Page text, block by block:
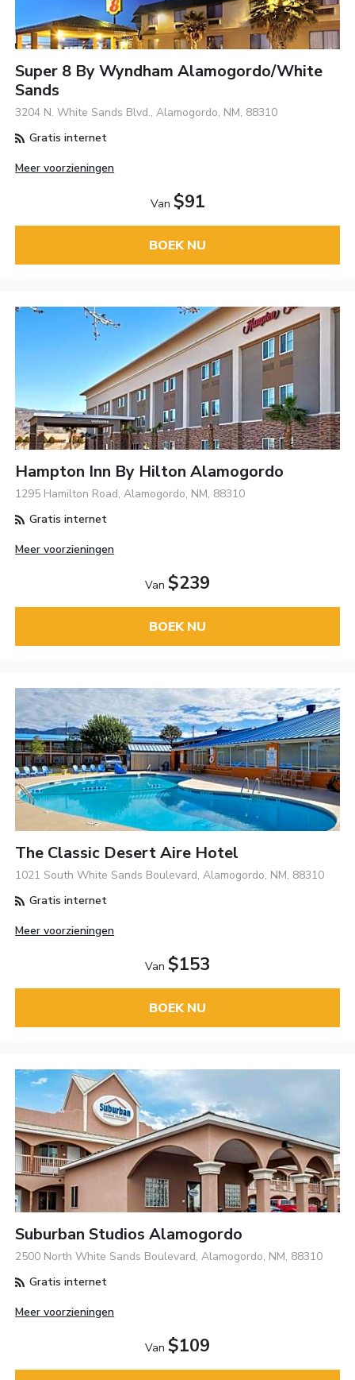
Super 8 By Wyndham Alamogordo/White
Sands
3204 N. White Sands Blvd., Alamogordo, NM, 88310
Gratis internet
Meer voorzieningen
Van $91
BOEK NU
Hampton Inn By Hilton Alamogordo
1295 Hamilton Road, Alamogordo, NM, 88310
Gratis internet
Meer voorzieningen
Van $239
BOEK NU
The Classic Desert Aire Hotel
1021 South White Sands Boulevard, Alamogordo, NM, 88310
Gratis internet
Meer voorzieningen
Van $153
BOEK NU
Suburban Studios Alamogordo
2500 North White Sands Boulevard, Alamogordo, NM, 88310
Gratis internet
Meer voorzieningen
Van $109